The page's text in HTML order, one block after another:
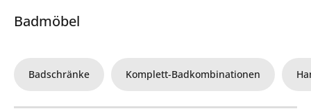
Badmöbel
Badschränke Komplett-Badkombinationen